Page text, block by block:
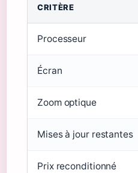
CRITÈRE
Processeur
Écran
Zoom optique
Mises à jour restantes
Prix reconditionné